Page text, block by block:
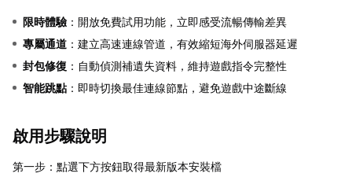
限時體驗 ：開放免費試用功能，立即感受流暢傳輸差異
專屬通道 ：建立高速連線管道，有效縮短海外伺服器延遲
封包修復 ：自動偵測補遺失資料，維持遊戲指令完整性
智能跳點：即時切換最佳連線節點，避免遊戲中途斷線
啟用步驟說明
第一步：點選下方按鈕取得最新版本安裝檔